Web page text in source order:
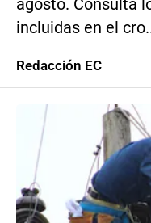
agosto. Consulta
incluidas en el
Redacción EC